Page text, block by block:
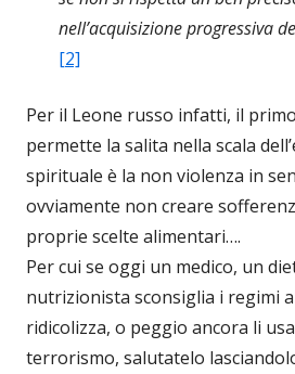
nell’acquisizione progressiva
[2]
Per il Leone russo infatti, il
permette la salita nella scala
spirituale è la non violenza in
ovviamente non creare
proprie scelte alimentari….
Per cui se oggi un medico, un
nutrizionista sconsiglia i regimi
ridicolizza, o peggio ancora li
terrorismo, salutatelo